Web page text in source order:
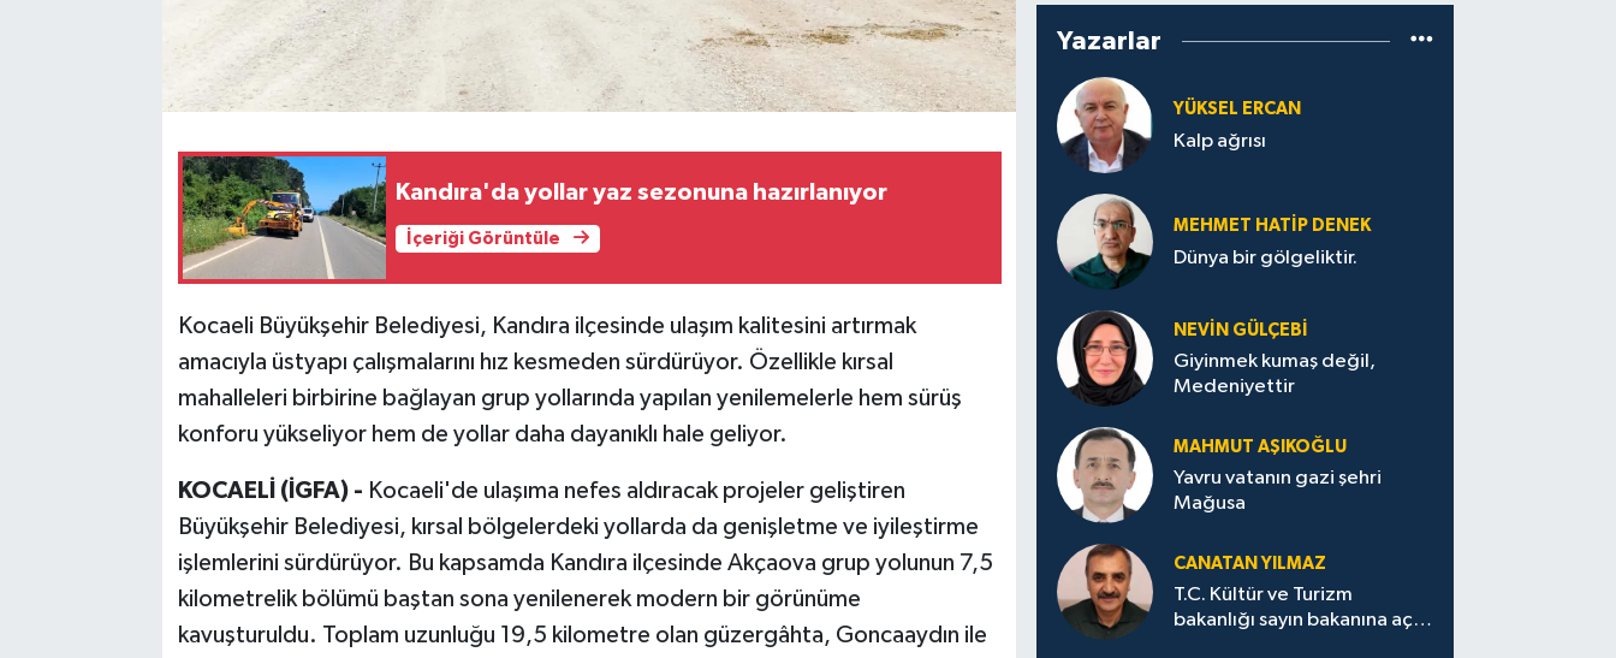
Kandıra'da yollar yaz sezonuna hazırlanıyor
İçeriği Görüntüle
Kocaeli Büyükşehir Belediyesi, Kandıra ilçesinde ulaşım kalitesini artırmak
amacıyla üstyapı çalışmalarını hız kesmeden sürdürüyor. Özellikle kırsal
mahalleleri birbirine bağlayan grup yollarında yapılan yenilemelerle hem sürüş
konforu yükseliyor hem de yollar daha dayanıklı hale geliyor.
KOCAELİ (İGFA) - Kocaeli'de ulaşıma nefes aldıracak projeler geliştiren
Büyükşehir Belediyesi, kırsal bölgelerdeki yollarda da genişletme ve iyileştirme
işlemlerini sürdürüyor. Bu kapsamda Kandıra ilçesinde Akçaova grup yolunun 7,5
kilometrelik bölümü baştan sona yenilenerek modern bir görünüme
kavuşturuldu. Toplam uzunluğu 19,5 kilometre olan güzergâhta, Goncaaydın ile
Yazarlar
YÜKSEL ERCAN
Kalp ağrısı
MEHMET HATİP DENEK
Dünya bir gölgeliktir.
NEVİN GÜLÇEBİ
Giyinmek kumaş değil,
Medeniyettir
MAHMUT AŞIKOĞLU
Yavru vatanın gazi şehri
Mağusa
CANATAN YILMAZ
T.C. Kültür ve Turizm
bakanlığı sayın bakanına açık